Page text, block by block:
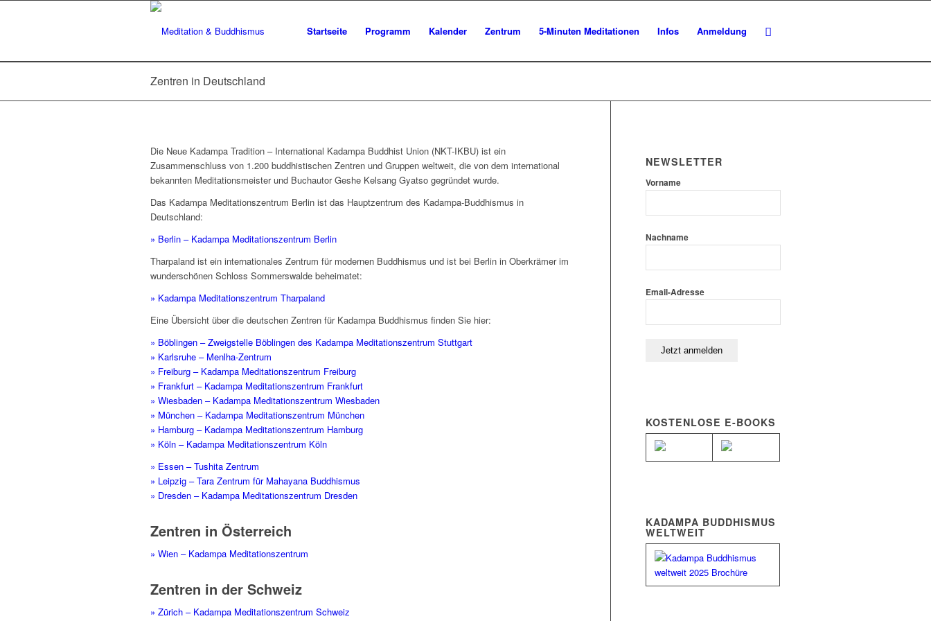
Startseite Programm Kalender Zentrum 5-Minuten Meditationen Infos Anmeldung
Zentren in Deutschland
Die Neue Kadampa Tradition – International Kadampa Buddhist Union (NKT-IKBU) ist ein
Zusammenschluss von 1.200 buddhistischen Zentren und Gruppen weltweit, die von dem international
bekannten Meditationsmeister und Buchautor Geshe Kelsang Gyatso gegründet wurde.
Das Kadampa Meditationszentrum Berlin ist das Hauptzentrum des Kadampa-Buddhismus in
Deutschland:
» Berlin – Kadampa Meditationszentrum Berlin
Tharpaland ist ein internationales Zentrum für modernen Buddhismus und ist bei Berlin in Oberkrämer im
wunderschönen Schloss Sommerswalde beheimatet:
» Kadampa Meditationszentrum Tharpaland
Eine Übersicht über die deutschen Zentren für Kadampa Buddhismus finden Sie hier:
» Böblingen – Zweigstelle Böblingen des Kadampa Meditationszentrum Stuttgart
» Karlsruhe – Menlha-Zentrum
» Freiburg – Kadampa Meditationszentrum Freiburg
» Frankfurt – Kadampa Meditationszentrum Frankfurt
» Wiesbaden – Kadampa Meditationszentrum Wiesbaden
» München – Kadampa Meditationszentrum München
» Hamburg – Kadampa Meditationszentrum Hamburg
» Köln – Kadampa Meditationszentrum Köln
» Essen – Tushita Zentrum
» Leipzig – Tara Zentrum für Mahayana Buddhismus
» Dresden – Kadampa Meditationszentrum Dresden
Zentren in Österreich
» Wien – Kadampa Meditationszentrum
Zentren in der Schweiz
» Zürich – Kadampa Meditationszentrum Schweiz
NEWSLETTER
Vorname
Nachname
Email-Adresse
KOSTENLOSE E-BOOKS
KADAMPA BUDDHISMUS
WELTWEIT